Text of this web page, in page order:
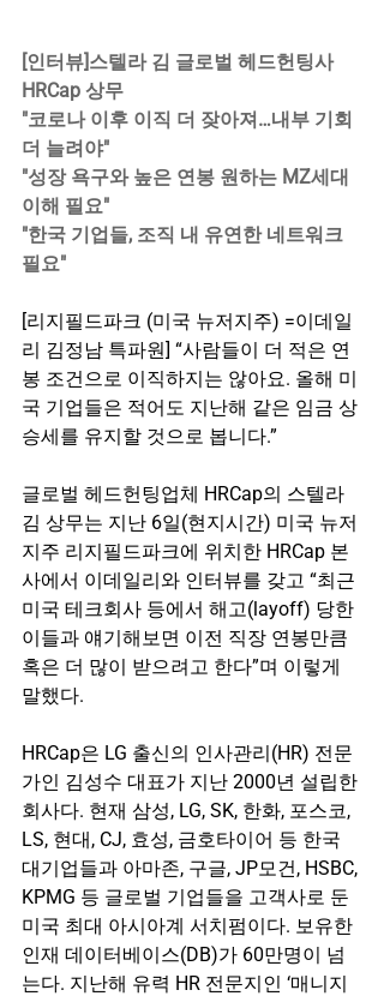
[인터뷰]스텔라 김 글로벌 헤드헌팅사
HRCap 상무
"코로나 이후 이직 더 잦아져…내부 기회
더 늘려야"
"성장 욕구와 높은 연봉 원하는 MZ세대
이해 필요"
"한국 기업들, 조직 내 유연한 네트워크
필요"
[리지필드파크 (미국 뉴저지주) =이데일
리 김정남 특파원] “사람들이 더 적은 연
봉 조건으로 이직하지는 않아요. 올해 미
국 기업들은 적어도 지난해 같은 임금 상
승세를 유지할 것으로 봅니다.”
글로벌 헤드헌팅업체 HRCap의 스텔라
김 상무는 지난 6일(현지시간) 미국 뉴저
지주 리지필드파크에 위치한 HRCap 본
사에서 이데일리와 인터뷰를 갖고 “최근
미국 테크회사 등에서 해고(layoff) 당한
이들과 얘기해보면 이전 직장 연봉만큼
혹은 더 많이 받으려고 한다”며 이렇게
말했다.
HRCap은 LG 출신의 인사관리(HR) 전문
가인 김성수 대표가 지난 2000년 설립한
회사다. 현재 삼성, LG, SK, 한화, 포스코,
LS, 현대, CJ, 효성, 금호타이어 등 한국
대기업들과 아마존, 구글, JP모건, HSBC,
KPMG 등 글로벌 기업들을 고객사로 둔
미국 최대 아시아계 서치펌이다. 보유한
인재 데이터베이스(DB)가 60만명이 넘
는다. 지난해 유력 HR 전문지인 ‘매니지